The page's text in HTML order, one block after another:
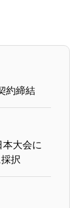
約締結
本大会に
択